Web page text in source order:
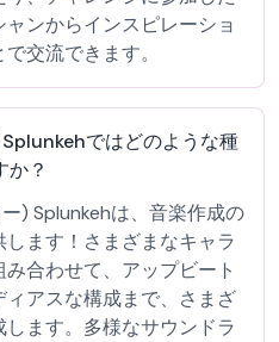
ンからインスピレーショ
交流できます。
ではどのような種
か？
) Splunkehは、音楽作成の
ます！さまざまなキャラ
合わせて、アップビート
アスな構成まで、さまざ
します。多様なサウンドラ